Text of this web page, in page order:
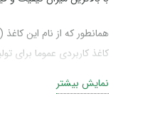
کاغذ کاربردی عموما برای
نمایش بیشتر